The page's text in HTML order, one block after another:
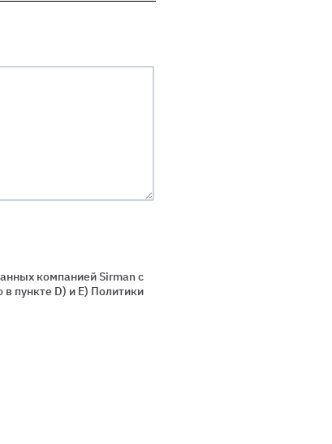
компанией Sirman с
пункте D) и E) Политики